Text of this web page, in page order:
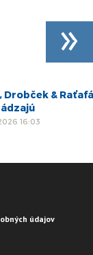
Drobček &
16:03
»
údajov